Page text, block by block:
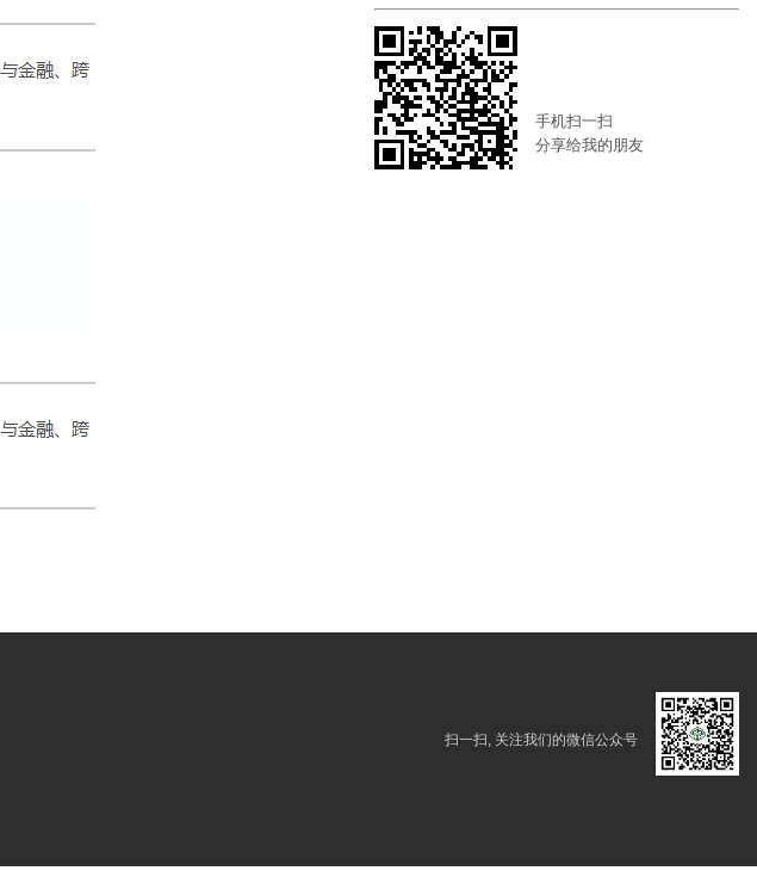
手机扫一扫
分享给我的朋友
扫一扫, 关注我们的微信公众号